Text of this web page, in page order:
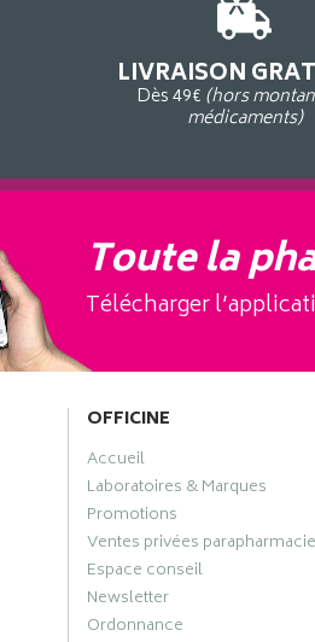
LIVRAISON
Dès 49€ (hors
médicaments)
Toute la
Télécharger
OFFICINE
Accueil
Laboratoires & Marques
Promotions
Ventes privées parapharmacie
Espace conseil
Newsletter
Ordonnance